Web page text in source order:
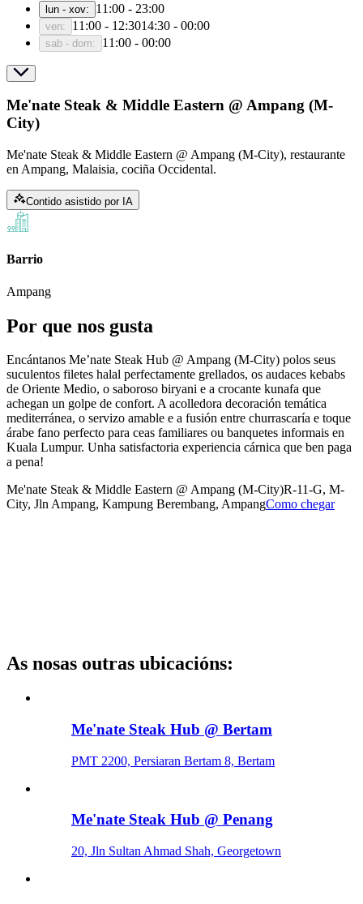
lun - xov: 11:00 - 23:00
ven: 11:00 - 12:3014:30 - 00:00
sab - dom: 11:00 - 00:00
Me'nate Steak & Middle Eastern @ Ampang (M-
City)
Me'nate Steak & Middle Eastern @ Ampang (M-City), restaurante
en Ampang, Malaisia, cociña Occidental.
Contido asistido por IA
Barrio
Ampang
Por que nos gusta
Encántanos Me’nate Steak Hub @ Ampang (M-City) polos seus
suculentos filetes halal perfectamente grellados, os audaces kebabs
de Oriente Medio, o saboroso biryani e a crocante kunafa que
achegan un golpe de confort. A acolledora decoración temática
mediterránea, o servizo amable e a fusión entre churrascaría e toque
árabe fano perfecto para ceas familiares ou banquetes informais en
Kuala Lumpur. Unha satisfactoria experiencia cárnica que ben paga
a pena!
Me'nate Steak & Middle Eastern @ Ampang (M-City)R-11-G, M-
City, Jln Ampang, Kampung Berembang, AmpangComo chegar
As nosas outras ubicacións:
Me'nate Steak Hub @ Bertam
PMT 2200, Persiaran Bertam 8, Bertam
Me'nate Steak Hub @ Penang
20, Jln Sultan Ahmad Shah, Georgetown